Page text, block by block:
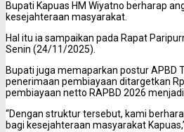
Bupati Kapuas HM Wiyatno berharap
kesejahteraan masyarakat.
Hal itu ia sampaikan pada Rapat
Senin (24/11/2025).
Bupati juga memaparkan postur APBD
penerimaan pembiayaan ditargetkan
pembiayaan netto RAPBD 2026
“Dengan struktur tersebut, kami
bagi kesejahteraan masyarakat